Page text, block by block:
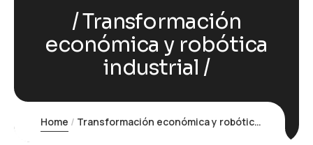
Transformación
económica y robótica
industrial
Home Transformación económica y robótica industrial